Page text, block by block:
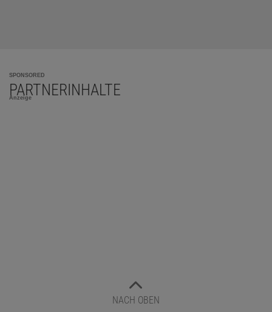
SPONSORED
PARTNERINHALTE
Anzeige
NACH OBEN